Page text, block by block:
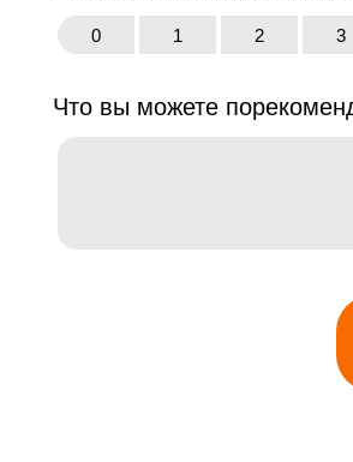
0 1 2 3
Что вы можете